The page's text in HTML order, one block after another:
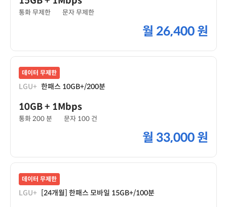
통화 무제한 문자 무제한
월 26,400 원
데이터 무제한
LGU+ 한패스 10GB+/200분
10GB+ 1Mbps
통화 200 분 문자 100 건
월 33,000 원
데이터 무제한
LGU+ [24개월] 한패스 모바일 15GB+/100분